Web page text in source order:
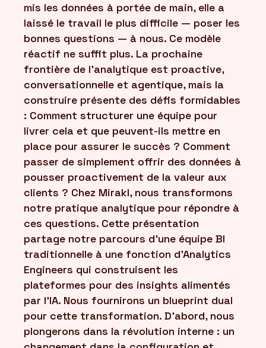
mis les données à portée de main, elle a
laissé le travail le plus difficile — poser les
bonnes questions — à nous. Ce modèle
réactif ne suffit plus. La prochaine
frontière de l'analytique est proactive,
conversationnelle et agentique, mais la
construire présente des défis formidables
: Comment structurer une équipe pour
livrer cela et que peuvent-ils mettre en
place pour assurer le succès ? Comment
passer de simplement offrir des données à
pousser proactivement de la valeur aux
clients ? Chez Mirakl, nous transformons
notre pratique analytique pour répondre à
ces questions. Cette présentation
partage notre parcours d'une équipe BI
traditionnelle à une fonction d'Analytics
Engineers qui construisent les
plateformes pour des insights alimentés
par l'IA. Nous fournirons un blueprint dual
pour cette transformation. D'abord, nous
plongerons dans la révolution interne : un